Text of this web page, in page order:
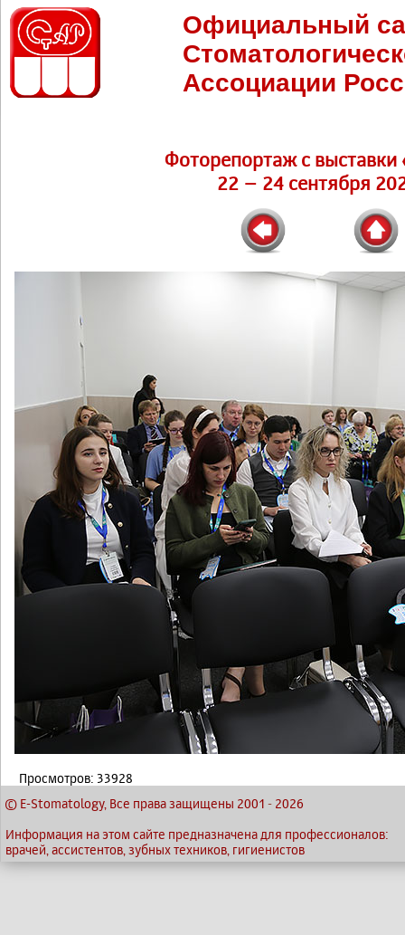
Официальный
Ассоциации
Фоторепортаж c выставки
22 – 24 сентября
Просмотров: 33928
© E-Stomatology, Все права защищены 2001 - 2026
Информация на этом сайте предназначена для профессионалов:
врачей, ассистентов, зубных техников, гигиенистов